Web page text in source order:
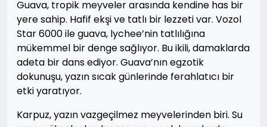
Guava, tropik meyveler arasında kendine has bir
yere sahip. Hafif ekşi ve tatlı bir lezzeti var. Vozol
Star 6000 ile guava, lychee’nin tatlılığına
mükemmel bir denge sağlıyor. Bu ikili, damaklarda
adeta bir dans ediyor. Guava’nın egzotik
dokunuşu, yazın sıcak günlerinde ferahlatıcı bir
etki yaratıyor.
Karpuz, yazın vazgeçilmez meyvelerinden biri. Su